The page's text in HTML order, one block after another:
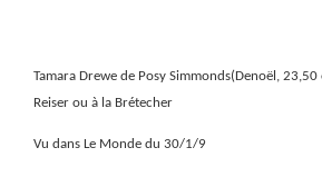
Tamara Drewe de Posy Simmonds(Denoël, 23,50
Reiser ou à la Brétecher
Vu dans Le Monde du 30/1/9